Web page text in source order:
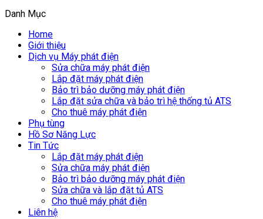
Danh Mục
Home
Giới thiệu
Dịch vụ Máy phát điện
Sửa chữa máy phát điện
Lắp đặt máy phát điện
Bảo trì bảo dưỡng máy phát điện
Lắp đặt sửa chữa và bảo trì hệ thống tủ ATS
Cho thuê máy phát điện
Phụ tùng
Hồ Sơ Năng Lực
Tin Tức
Lắp đặt máy phát điện
Sửa chữa máy phát điện
Bảo trì bảo dưỡng máy phát điện
Sửa chữa và lắp đặt tủ ATS
Cho thuê máy phát điện
Liên hệ